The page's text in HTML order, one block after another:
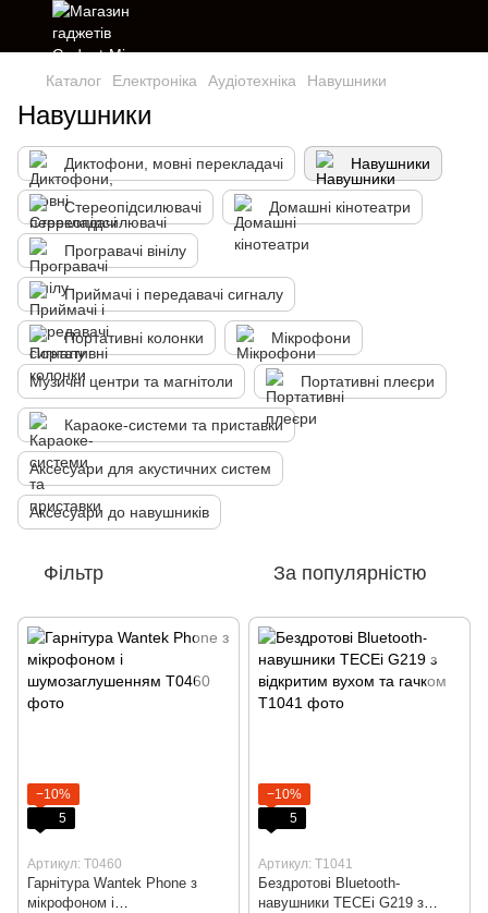
Каталог Електроніка Аудіотехніка Навушники
Навушники
Диктофони, мовні перекладачі Навушники
Стереопідсилювачі Домашні кінотеатри
Програвачі вінілу
Приймачі і передавачі сигналу
Портативні колонки Мікрофони
Музичні центри та магнітоли Портативні плеєри
Караоке-системи та приставки
Аксесуари для акустичних систем
Аксесуари до навушників
Фільтр За популярністю
−10%
5
Артикул: T0460
Гарнітура Wantek Phone з
мікрофоном і
−10%
5
Артикул: T1041
Бездротові Bluetooth-
навушники TECEi G219 з